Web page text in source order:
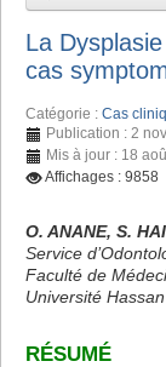
La
cas
Catégorie : Cas
Publication : 2
Mis à jour : 18
Affichages : 9858
O. ANANE, S.
Service
Faculté de
Université
RÉSUMÉ